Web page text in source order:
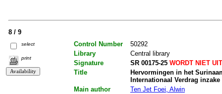
8 / 9
select
print
Control Number
50292
Library
Central library
Signature
SR 00175-25WORDT NIET
Title
Hervormingen in het
Internationaal Verdrag
Main author
Ten Jet Foei, Alwin